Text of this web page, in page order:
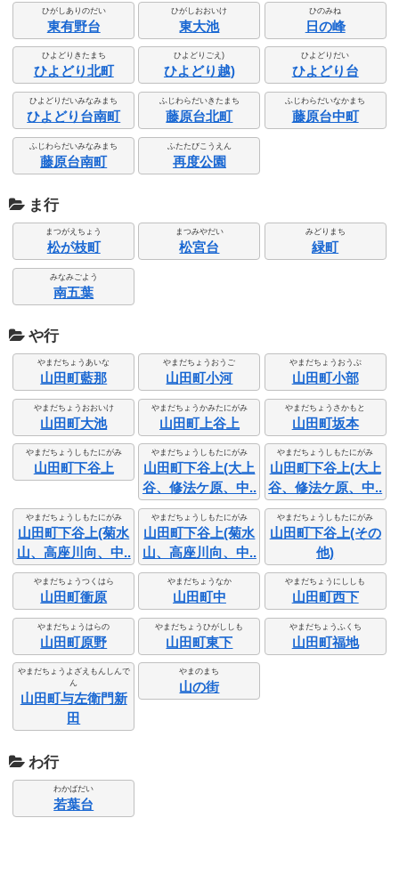
ひがしありのだい
東有野台
ひがしおおいけ
東大池
ひのみね
日の峰
ひよどりきたまち
ひよどり北町
ひよどりごえ)
ひよどり越)
ひよどりだい
ひよどり台
ひよどりだいみなみまち
ひよどり台南町
ふじわらだいきたまち
藤原台北町
ふじわらだいなかまち
藤原台中町
ふじわらだいみなみまち
藤原台南町
ふたたびこうえん
再度公園
ま行
まつがえちょう
松が枝町
まつみやだい
松宮台
みどりまち
緑町
みなみごよう
南五葉
や行
やまだちょうあいな
山田町藍那
やまだちょうおうご
山田町小河
やまだちょうおうぶ
山田町小部
やまだちょうおおいけ
山田町大池
やまだちょうかみたにがみ
山田町上谷上
やまだちょうさかもと
山田町坂本
やまだちょうしもたにがみ
山田町下谷上
やまだちょうしもたにがみ
山田町下谷上(大上
谷、修法ケ原、中..
やまだちょうしもたにがみ
山田町下谷上(大上
谷、修法ケ原、中..
やまだちょうしもたにがみ
山田町下谷上(菊水
山、高座川向、中..
やまだちょうしもたにがみ
山田町下谷上(菊水
山、高座川向、中..
やまだちょうしもたにがみ
山田町下谷上(その
他)
やまだちょうつくはら
山田町衝原
やまだちょうなか
山田町中
やまだちょうにししも
山田町西下
やまだちょうはらの
山田町原野
やまだちょうひがししも
山田町東下
やまだちょうふくち
山田町福地
やまだちょうよざえもんしんで
ん
山田町与左衛門新
田
やまのまち
山の街
わ行
わかばだい
若葉台